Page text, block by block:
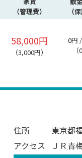
（管理費）
（
58,000円
（3,000円）
0円
住所
東京都
アクセス
ＪＲ青